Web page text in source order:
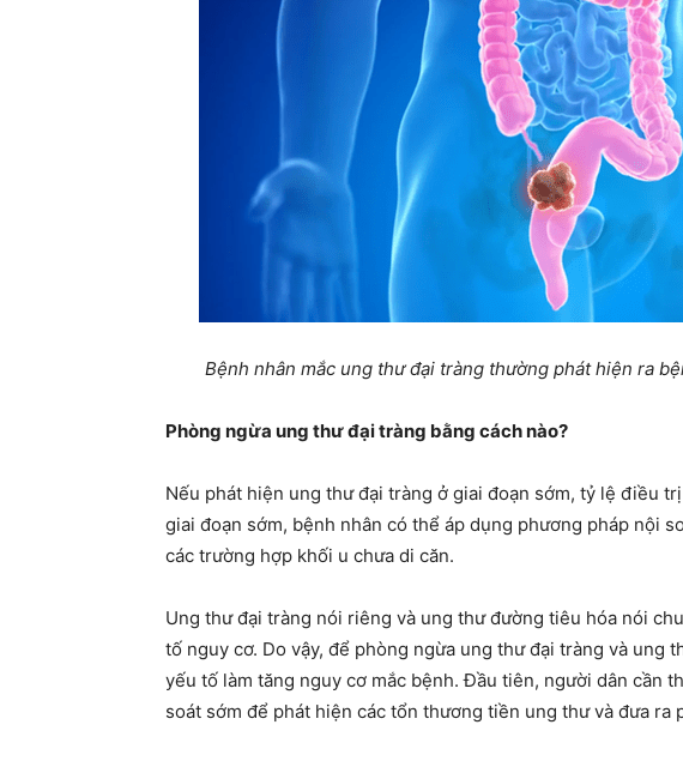
Bệnh nhân mắc ung thư đại tràng thường phát hiện ra
Phòng ngừa ung thư đại tràng bằng cách nào?
Nếu phát hiện ung thư đại tràng ở giai đoạn sớm, tỷ lệ điều
giai đoạn sớm, bệnh nhân có thể áp dụng phương pháp nội
các trường hợp khối u chưa di căn.
Ung thư đại tràng nói riêng và ung thư đường tiêu hóa nói
tố nguy cơ. Do vậy, để phòng ngừa ung thư đại tràng và ung
yếu tố làm tăng nguy cơ mắc bệnh. Đầu tiên, người dân cần
soát sớm để phát hiện các tổn thương tiền ung thư và đưa ra